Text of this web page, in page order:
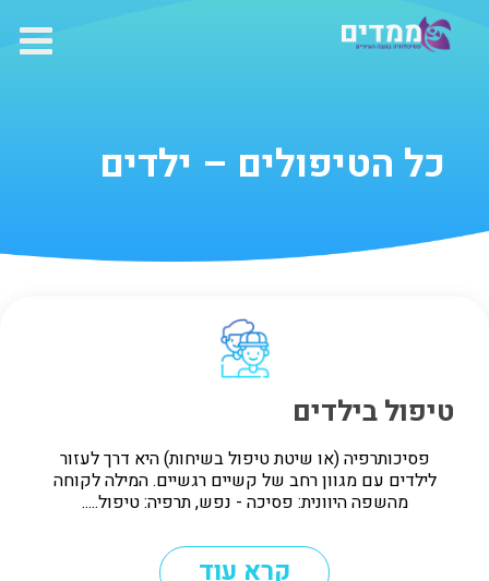
כל הטיפולים – ילדים
טיפול בילדים
פסיכותרפיה (או שיטת טיפול בשיחות) היא דרך לעזור
לילדים עם מגוון רחב של קשיים רגשיים. המילה לקוחה
מהשפה היוונית: פסיכה - נפש, תרפיה: טיפול.....
קרא עוד